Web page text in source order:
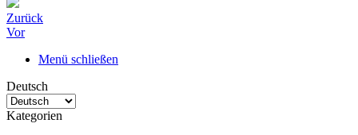
Zurück
Vor
Menü schließen
Deutsch
Kategorien